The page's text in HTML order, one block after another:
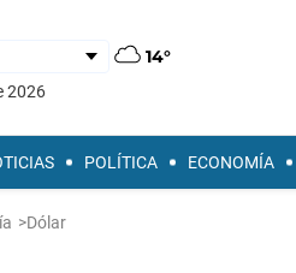
14°
2026
POLÍTICA ECONOMÍA
>Dólar